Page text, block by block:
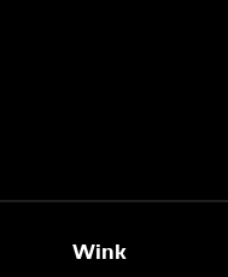
Wink